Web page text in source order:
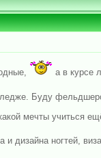
а в курсе
Буду
мечты учиться
дизайна ногтей,